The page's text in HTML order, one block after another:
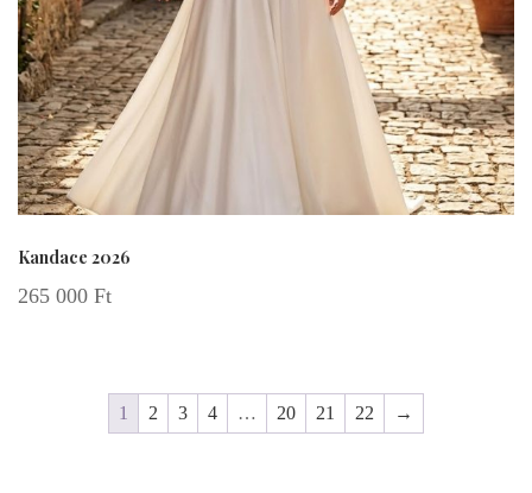
Kandace 2026
265 000 Ft
1 2 3 4 … 20 21 22 →